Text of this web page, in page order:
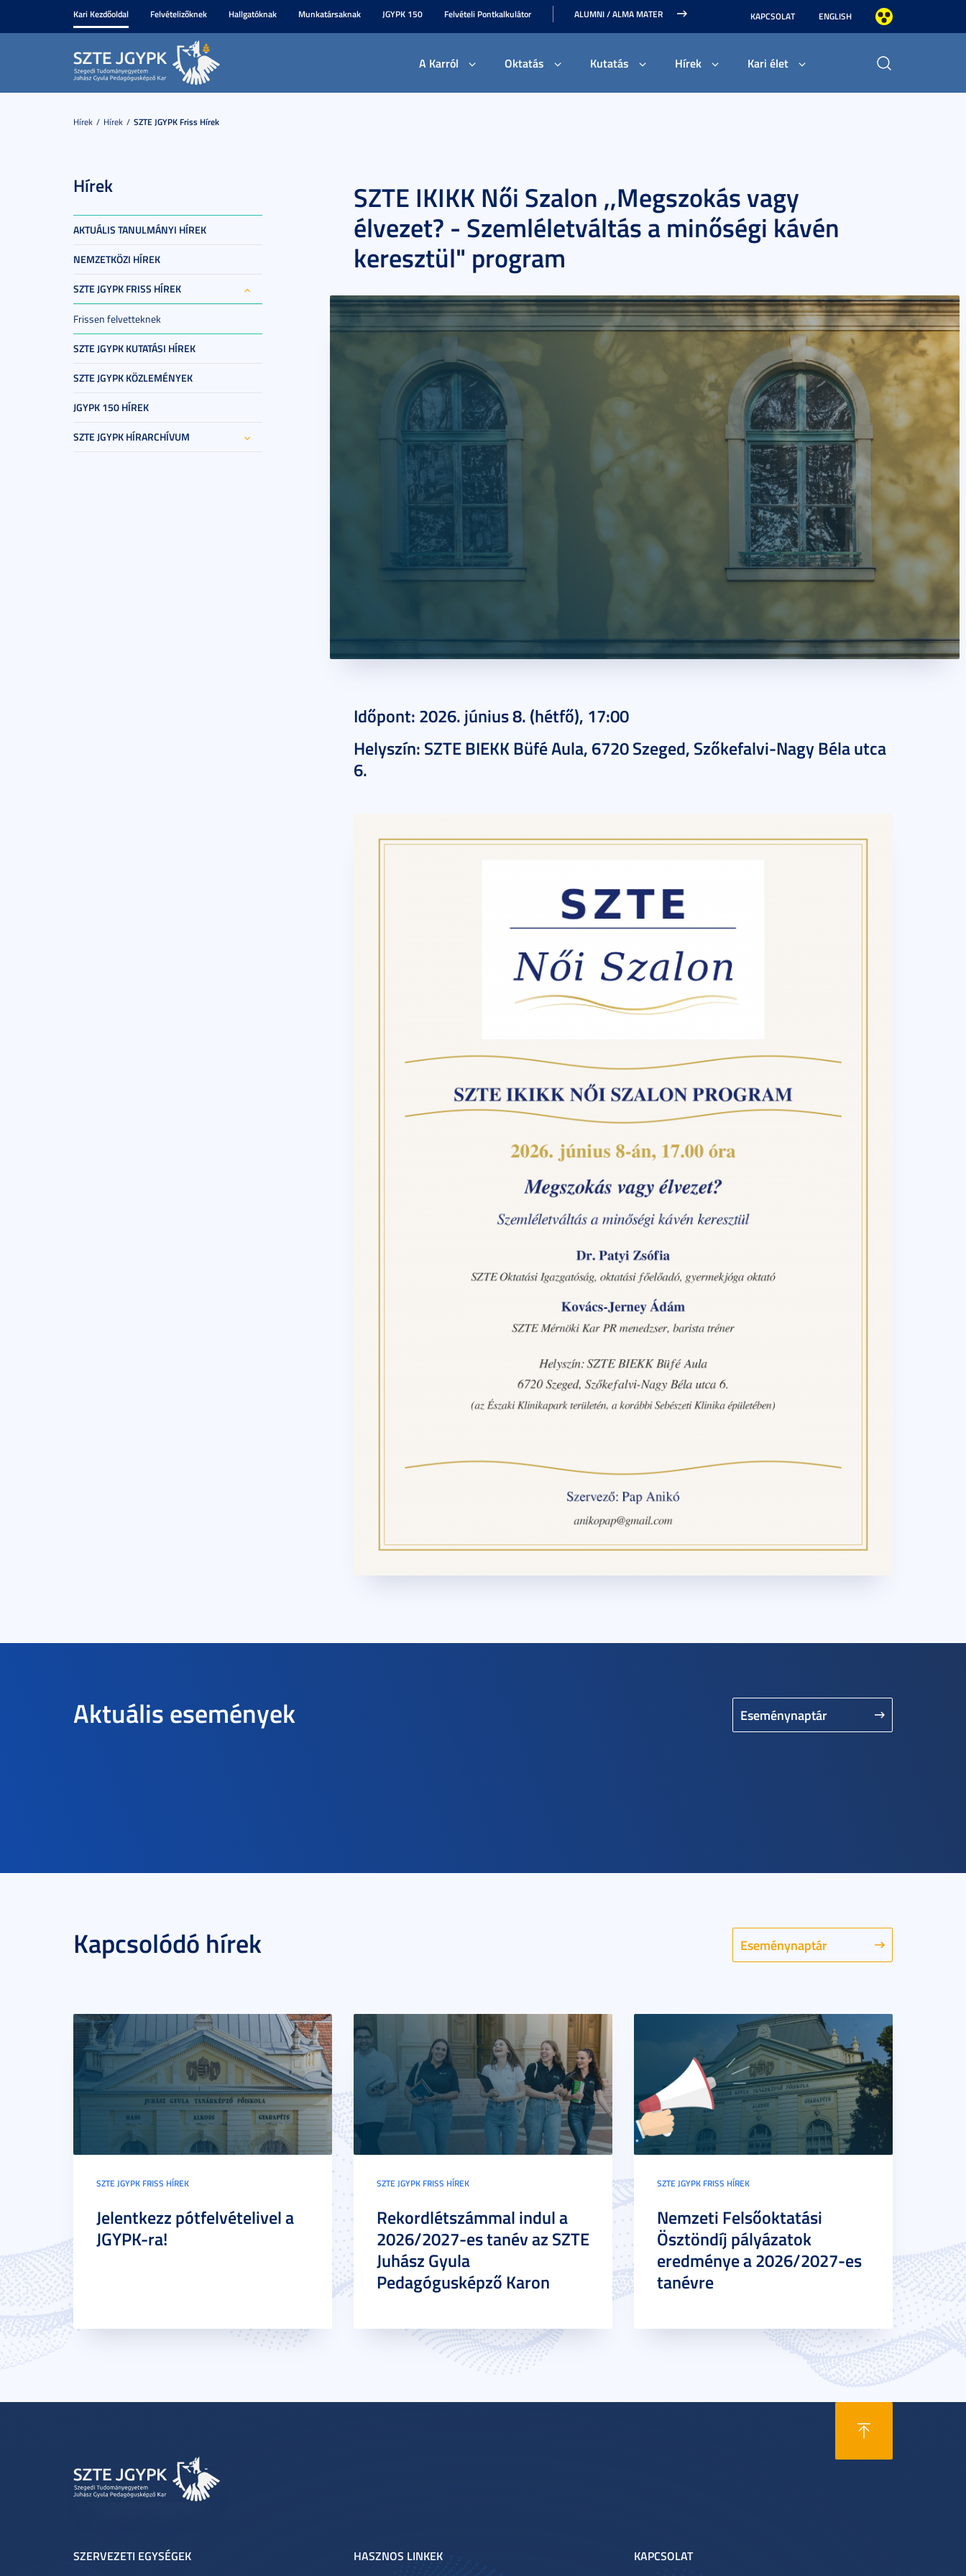
Kari Kezdőoldal Felvételizőknek Hallgatóknak Munkatársaknak JGYPK 150 Felvételi Pontkalkulátor ALUMNI / ALMA MATER KAPCSOLAT ENGLISH
A Karról Oktatás Kutatás Hírek Kari élet
Hírek Hírek SZTE JGYPK Friss Hírek
Hírek
AKTUÁLIS TANULMÁNYI HÍREK
NEMZETKÖZI HÍREK
SZTE JGYPK FRISS HÍREK
Frissen felvetteknek
SZTE JGYPK KUTATÁSI HÍREK
SZTE JGYPK KÖZLEMÉNYEK
JGYPK 150 HÍREK
SZTE JGYPK HÍRARCHÍVUM
SZTE IKIKK Női Szalon ,,Megszokás vagy
élvezet? - Szemléletváltás a minőségi kávén
keresztül" program
Időpont: 2026. június 8. (hétfő), 17:00
Helyszín: SZTE BIEKK Büfé Aula, 6720 Szeged, Szőkefalvi-Nagy Béla utca
6.
Aktuális események Eseménynaptár
Kapcsolódó hírek Eseménynaptár
SZTE JGYPK FRISS HÍREK
Jelentkezz pótfelvételivel a
JGYPK-ra!
SZTE JGYPK FRISS HÍREK
Rekordlétszámmal indul a
2026/2027-es tanév az SZTE
Juhász Gyula
Pedagógusképző Karon
SZTE JGYPK FRISS HÍREK
Nemzeti Felsőoktatási
Ösztöndíj pályázatok
eredménye a 2026/2027-es
tanévre
SZERVEZETI EGYSÉGEK HASZNOS LINKEK KAPCSOLAT